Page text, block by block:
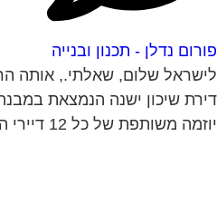
נדלן - תכנון ובנייה
שלום, שאלתי., אותה
משותפת של כל 12 דיירי הבית,...